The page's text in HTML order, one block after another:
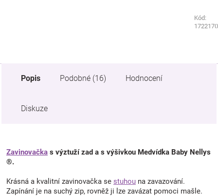
Kód:
Kód:
Popis Podobné (16) Hodnocení
Diskuze
Zavinovačka s výztuží zad a s výšivkou Medvídka Baby Nellys
®.
Krásná a kvalitní zavinovačka se stuhou na zavazování.
Zapínání je na suchý zip, rovněž ji lze zavázat pomoci mašle.